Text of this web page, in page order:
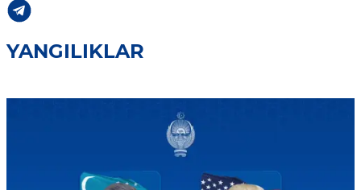
YANGILIKLAR